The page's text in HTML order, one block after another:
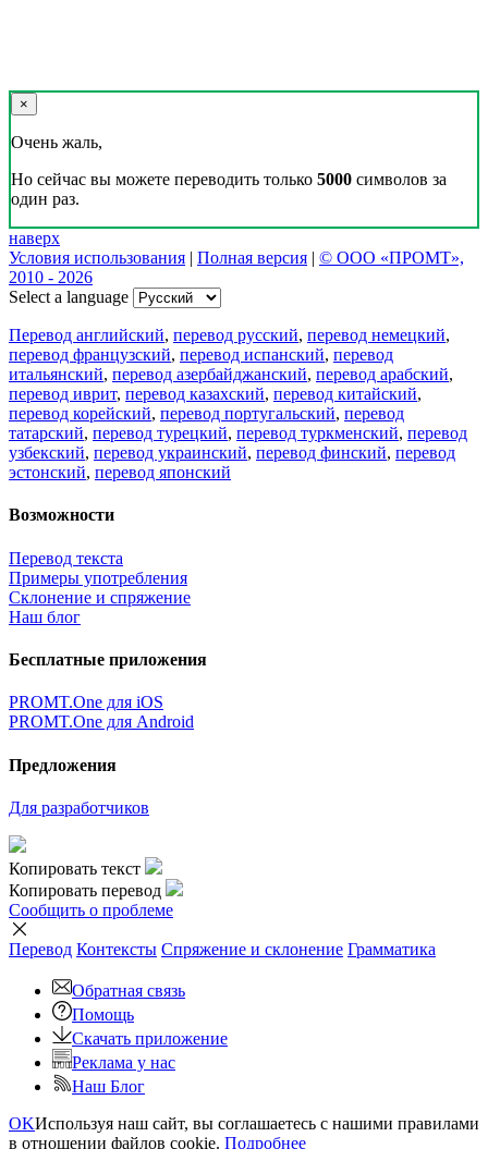
×
Очень жаль,
Но сейчас вы можете переводить только 5000 символов за
один раз.
наверх
Условия использования | Полная версия | © ООО «ПРОМТ»,
2010 - 2026
Select a language
Перевод английский, перевод русский, перевод немецкий,
перевод французский, перевод испанский, перевод
итальянский, перевод азербайджанский, перевод арабский,
перевод иврит, перевод казахский, перевод китайский,
перевод корейский, перевод португальский, перевод
татарский, перевод турецкий, перевод туркменский, перевод
узбекский, перевод украинский, перевод финский, перевод
эстонский, перевод японский
Возможности
Перевод текста
Примеры употребления
Склонение и спряжение
Наш блог
Бесплатные приложения
PROMT.One для iOS
PROMT.One для Android
Предложения
Для разработчиков
Копировать текст
Копировать перевод
Сообщить о проблеме
Перевод Контексты Спряжение и склонение Грамматика
Обратная связь
Помощь
Скачать приложение
Реклама у нас
Наш Блог
OKИспользуя наш сайт, вы соглашаетесь с нашими правилами
в отношении файлов cookie. Подробнее